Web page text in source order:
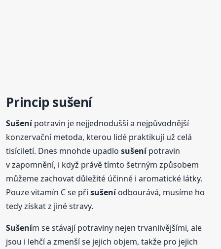
Principsušení
Sušenípotravin je nejjednodušší a nejpůvodnější
konzervační metoda, kterou lidé praktikují už celá
tisíciletí. Dnes mnohde upadlosušenípotravin
v zapomnění, i když právě tímto šetrným způsobem
můžeme zachovat důležité účinné i aromatické látky.
Pouze vitamín C se přisušeníodbourává, musíme ho
tedy získat z jiné stravy.
Sušením se stávají potraviny nejen trvanlivějšími, ale
jsou i lehčí a zmenší se jejich objem, takže pro jejich